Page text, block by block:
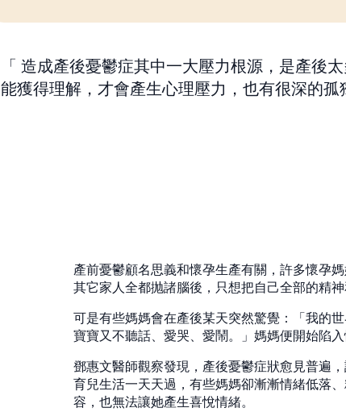
造成產後憂鬱症其中一大壓力根源，是產後
能獲得理解，才會產生心理壓力，也有很深的孤
產前憂鬱顧名思義和懷孕生產有關，許多懷孕
其它家人全都抛諸腦後，只想把自己全部的精神
可是有些媽媽會在產後某天突然驚覺：「我的
寶寶又不聽話、愛哭、愛鬧。」媽媽便開始陷
鄧惠文醫師觀察發現，產後憂鬱症狀愈見普遍
育兒生活一天天過，有些媽媽卻漸漸情緒低落
容，也無法讓她產生喜悅情緒。